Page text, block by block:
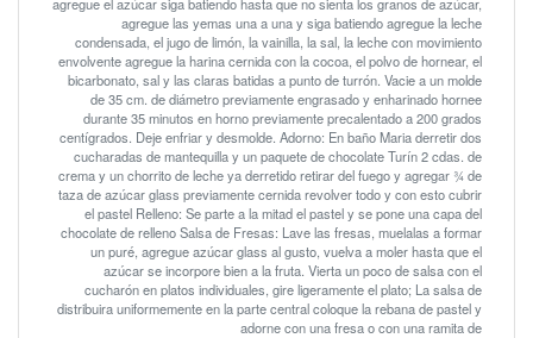
agregue las yemas una a una y siga batiendo agregue la leche
condensada, el jugo de limón, la vainilla, la sal, la leche con movimiento
envolvente agregue la harina cernida con la cocoa, el polvo de hornear, el
bicarbonato, sal y las claras batidas a punto de turrón. Vacie a un molde
de 35 cm. de diámetro previamente engrasado y enharinado hornee
durante 35 minutos en horno previamente precalentado a 200 grados
centígrados. Deje enfriar y desmolde. Adorno: En baño Maria derretir dos
cucharadas de mantequilla y un paquete de chocolate Turín 2 cdas. de
crema y un chorrito de leche ya derretido retirar del fuego y agregar ¾ de
taza de azúcar glass previamente cernida revolver todo y con esto cubrir
el pastel Relleno: Se parte a la mitad el pastel y se pone una capa del
chocolate de relleno Salsa de Fresas: Lave las fresas, muelalas a formar
un puré, agregue azúcar glass al gusto, vuelva a moler hasta que el
azúcar se incorpore bien a la fruta. Vierta un poco de salsa con el
cucharón en platos individuales, gire ligeramente el plato; La salsa de
distribuira uniformemente en la parte central coloque la rebana de pastel y
adorne con una fresa o con una ramita de